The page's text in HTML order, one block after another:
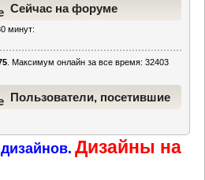
Сейчас на форуме
минут:
. Максимум онлайн за все время: 32403
Пользователи, посетившие
Дизайны на